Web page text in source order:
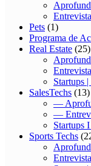
Pets (1)
Programa de
Real Estate (25)
Startups
SalesTechs (13)
—
—
Startups
Sports Techs